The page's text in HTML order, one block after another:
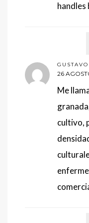
handles
26
Me
cultivo,